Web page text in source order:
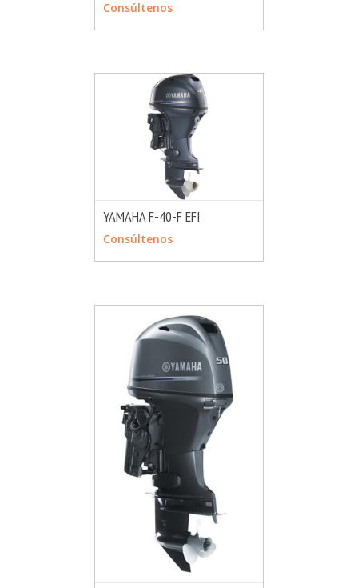
Consúltenos
CONSULTAR
YAMAHA F-40-F EFI
Consúltenos